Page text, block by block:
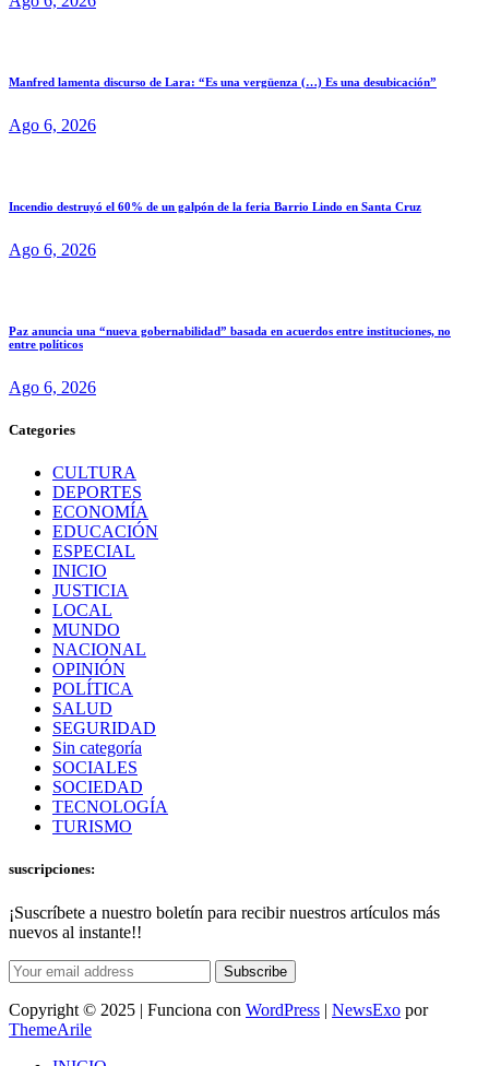
Manfred lamenta discurso de Lara: “Es una vergüenza (…) Es una desubicación”
Ago 6, 2026
Incendio destruyó el 60% de un galpón de la feria Barrio Lindo en Santa Cruz
Ago 6, 2026
Paz anuncia una “nueva gobernabilidad” basada en acuerdos entre instituciones, no
entre políticos
Ago 6, 2026
Categories
CULTURA
DEPORTES
ECONOMÍA
EDUCACIÓN
ESPECIAL
INICIO
JUSTICIA
LOCAL
MUNDO
NACIONAL
OPINIÓN
POLÍTICA
SALUD
SEGURIDAD
Sin categoría
SOCIALES
SOCIEDAD
TECNOLOGÍA
TURISMO
suscripciones:
¡Suscríbete a nuestro boletín para recibir nuestros artículos más
nuevos al instante!!
Subscribe
Copyright © 2025 | Funciona con WordPress | NewsExo por
ThemeArile